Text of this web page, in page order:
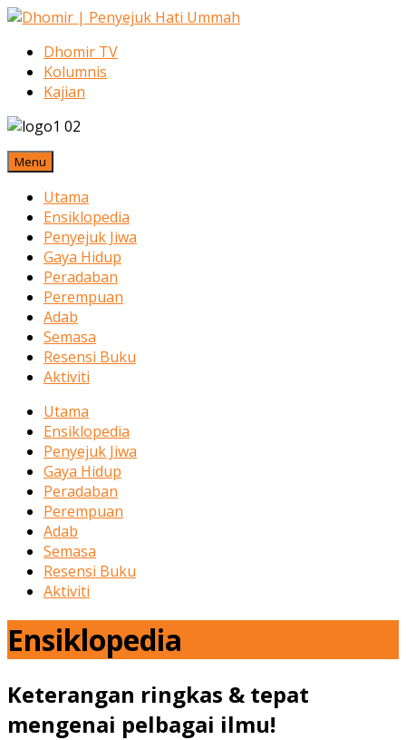
Dhomir TV
Kolumnis
Kajian
Menu
Utama
Ensiklopedia
Penyejuk Jiwa
Gaya Hidup
Peradaban
Perempuan
Adab
Semasa
Resensi Buku
Aktiviti
Utama
Ensiklopedia
Penyejuk Jiwa
Gaya Hidup
Peradaban
Perempuan
Adab
Semasa
Resensi Buku
Aktiviti
Ensiklopedia
Keterangan ringkas & tepat
mengenai pelbagai ilmu!